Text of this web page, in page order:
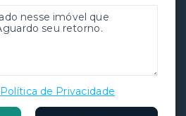
Política de Privacidade